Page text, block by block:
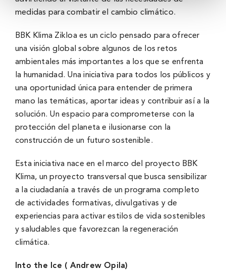
medidas para combatir el cambio climático.
BBK Klima Zikloa es un ciclo pensado para ofrecer
una visión global sobre algunos de los retos
ambientales más importantes a los que se enfrenta
la humanidad. Una iniciativa para todos los públicos y
una oportunidad única para entender de primera
mano las temáticas, aportar ideas y contribuir así a la
solución. Un espacio para comprometerse con la
protección del planeta e ilusionarse con la
construcción de un futuro sostenible.
Esta iniciativa nace en el marco del proyecto BBK
Klima, un proyecto transversal que busca sensibilizar
a la ciudadanía a través de un programa completo
de actividades formativas, divulgativas y de
experiencias para activar estilos de vida sostenibles
y saludables que favorezcan la regeneración
climática.
Into the Ice ( Andrew Opila)